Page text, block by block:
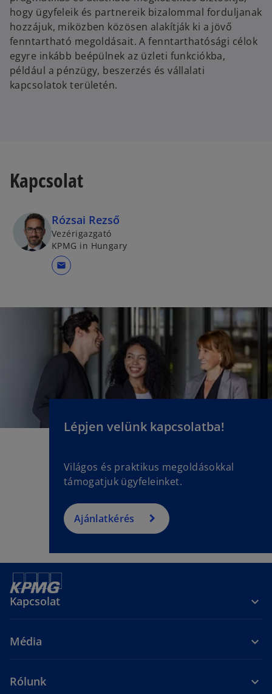
hogy ügyfeleik és partnereik bizalommal forduljanak
hozzájuk, miközben közösen alakítják ki a jövő
fenntartható megoldásait. A fenntarthatósági célok
egyre inkább beépülnek az üzleti funkciókba,
például a pénzügy, beszerzés és vállalati
kapcsolatok területén.
Kapcsolat
Rózsai Rezső
Vezérigazgató
KPMG in Hungary
mail
Lépjen velünk kapcsolatba!
Világos és praktikus megoldásokkal
támogatjuk ügyfeleinket.
Ajánlatkérés
Kapcsolat
Média
Rólunk